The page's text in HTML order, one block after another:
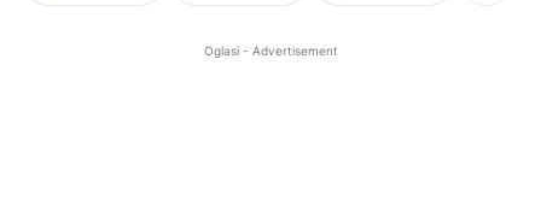
Oglasi - Advertisement